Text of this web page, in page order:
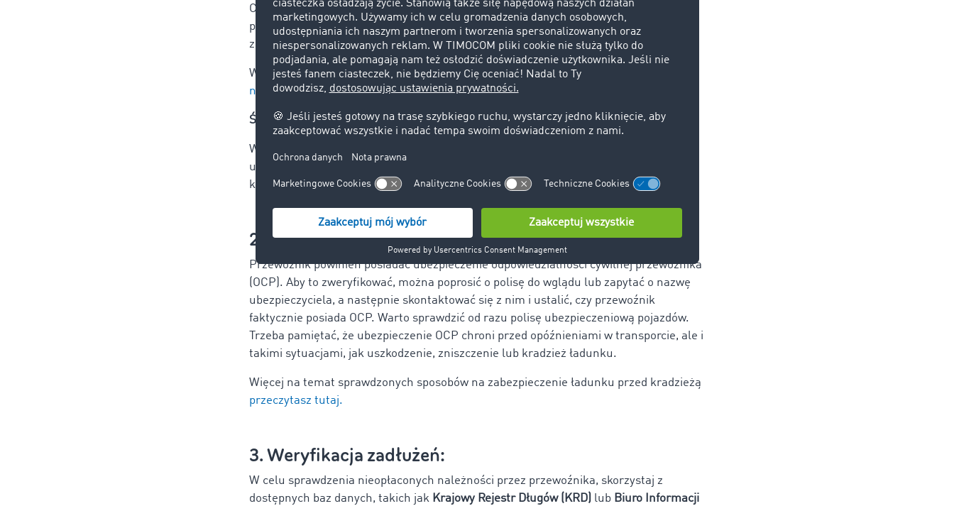
Certyfikat potwierdzający kompetencje zawodowe w transporcie drogowym to
podstawa do uzyskania innych niezbędnych dokumentów, takich jak krajowe
zezwolenia na przewóz rzeczy, licencja wspólnotowa oraz licencja spedycyjna.
Więcej na temat Certyfikatu Kompetencji Zawodowych przeczytasz w
naszym blogu.
Świadectwo ADR:
W przypadku przewozów towarów niebezpiecznych przewoźnik musi być do tego
uprawniony. Zatem warto sprawdzić, czy uzyskał świadczenie ADR w wyniku kursu i
kończącego go egzaminu.
2. Sprawdzenie ubezpieczeń:
Przewoźnik powinien posiadać ubezpieczenie odpowiedzialności cywilnej przewoźnika
(OCP). Aby to zweryfikować, można poprosić o polisę do wglądu lub zapytać o nazwę
ubezpieczyciela, a następnie skontaktować się z nim i ustalić, czy przewoźnik
faktycznie posiada OCP. Warto sprawdzić od razu polisę ubezpieczeniową pojazdów.
Trzeba pamiętać, że ubezpieczenie OCP chroni przed opóźnieniami w transporcie, ale i
takimi sytuacjami, jak uszkodzenie, zniszczenie lub kradzież ładunku.
Więcej na temat sprawdzonych sposobów na zabezpieczenie ładunku przed kradzieżą
przeczytasz tutaj.
3. Weryfikacja zadłużeń:
W celu sprawdzenia nieopłaconych należności przez przewoźnika, skorzystaj z
dostępnych baz danych, takich jak Krajowy Rejestr Długów (KRD) lub Biuro Informacji